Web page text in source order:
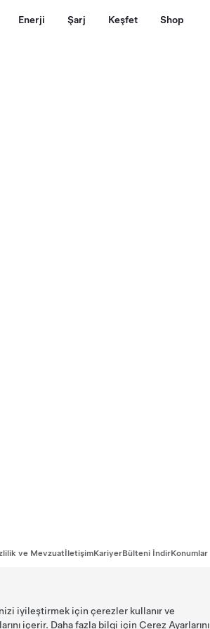
Enerji Şarj Keşfet Shop
ve MevzuatİletişimKariyerBülteni İndirKonumlar
iyileştirmek için çerezler kullanır ve
içerir. Daha fazla bilgi için Çerez Ayarlarını